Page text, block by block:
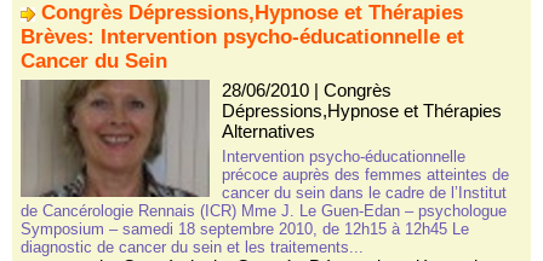
Congrès Dépressions,Hypnose et Thérapies
Brèves: Intervention psycho-éducationnelle et
Cancer du Sein
28/06/2010| Congrès
Dépressions,Hypnose et Thérapies
Alternatives
Intervention psycho-éducationnelle
précoce auprès des femmes atteintes de
cancer du sein dans le cadre de l’Institut
de Cancérologie Rennais (ICR) Mme J. Le Guen-Edan – psychologue
Symposium – samedi 18 septembre 2010, de 12h15 à 12h45 Le
diagnostic de cancer du sein et les traitements...